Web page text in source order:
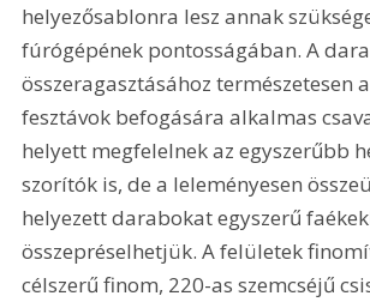
helyezősablonra lesz annak
fúrógépének pontosságában. A
összeragasztásához természetesen
fesztávok befogására alkalmas
helyett megfelelnek az egyszerűbb
szorítók is, de a leleményesen
helyezett darabokat egyszerű
összepréselhetjük. A felületek
célszerű finom, 220-as szemcséjű